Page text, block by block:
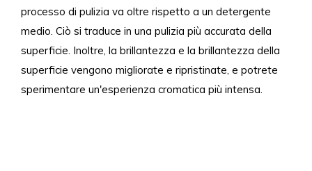
processo di pulizia va oltre rispetto a un detergente
medio. Ciò si traduce in una pulizia più accurata della
superficie. Inoltre, la brillantezza e la brillantezza della
superficie vengono migliorate e ripristinate, e potrete
sperimentare un'esperienza cromatica più intensa.